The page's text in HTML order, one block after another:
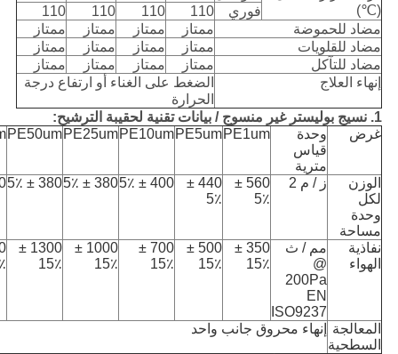
(℃)
فوري
110
110
110
110
مضاد للحموضة
ممتاز ممتاز ممتاز
ممتاز
مضاد للقلويات
ممتاز ممتاز ممتاز
ممتاز
مضاد للتآكل
ممتاز ممتاز ممتاز
ممتاز
إنهاء العلاج
الضغط على الغناء أو ارتفاع درجة
الحرارة
1. نسيج بوليستر غير منسوج / بيانات تقنية لحقيبة الترشيح:
غرض
وحدة
قياس
مترية
PE1um
PE5um
PE10um
PE25um
PE50um
الوزن
لكل
وحدة
مساحة
ز / م 2
560 ±
5٪
440 ±
5٪
400 ± 5٪ 380 ± 5٪ 380 ± 5٪
نفاذية
الهواء
مم / ث
@
200Pa
EN
ISO9237
350 ±
15٪
500 ±
15٪
700 ±
15٪
1000 ±
15٪
1300 ±
15٪
المعالجة
السطحية
إنهاء محروق جانب واحد